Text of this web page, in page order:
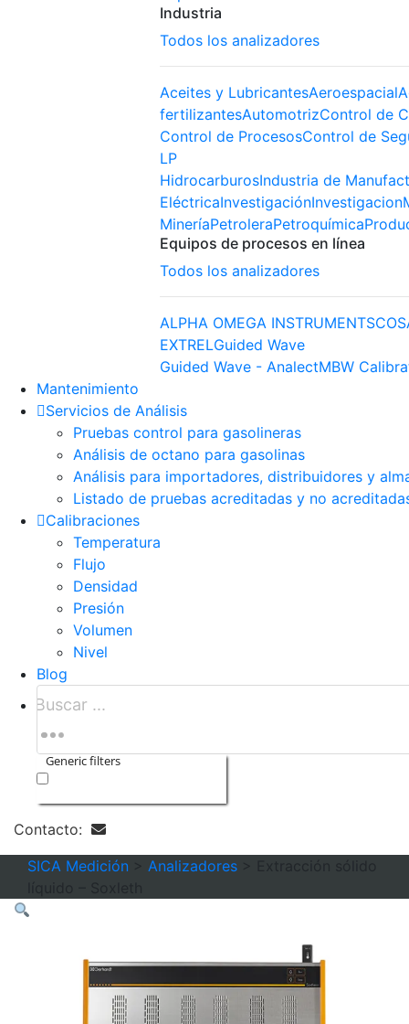
Industria
Todos los analizadores
Aceites y LubricantesAeroespacial
fertilizantesAutomotrizControl de
Control de ProcesosControl de
LP
HidrocarburosIndustria de
EléctricaInvestigaciónInvestigacion
MineríaPetroleraPetroquímica
Equipos de procesos en línea
Todos los analizadores
ALPHA OMEGA INSTRUMENTS
EXTRELGuided Wave
Guided Wave - AnalectMBW
Mantenimiento
Servicios de Análisis
Pruebas control para gasolineras
Análisis de octano para gasolinas
Análisis para importadores, distribuidores y
Listado de pruebas acreditadas y no
Calibraciones
Temperatura
Flujo
Densidad
Presión
Volumen
Nivel
Blog
Generic filters
Contacto:
SICA Medición
Analizadores